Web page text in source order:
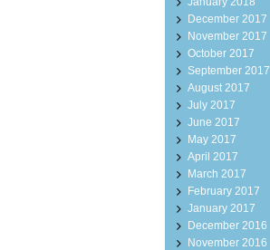
December 2017
November 2017
October 2017
September 2017
August 2017
July 2017
June 2017
May 2017
April 2017
March 2017
February 2017
January 2017
December 2016
November 2016